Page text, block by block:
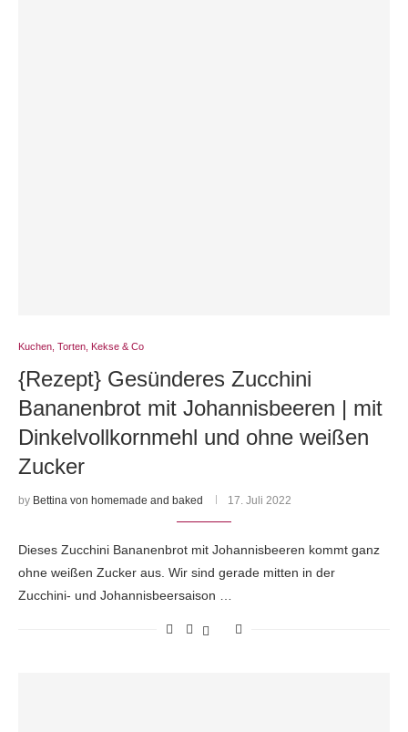
Kuchen, Torten, Kekse & Co
{Rezept} Gesünderes Zucchini
Bananenbrot mit Johannisbeeren | mit
Dinkelvollkornmehl und ohne weißen
Zucker
by Bettina von homemade and baked 17. Juli 2022
Dieses Zucchini Bananenbrot mit Johannisbeeren kommt ganz
ohne weißen Zucker aus. Wir sind gerade mitten in der
Zucchini- und Johannisbeersaison …